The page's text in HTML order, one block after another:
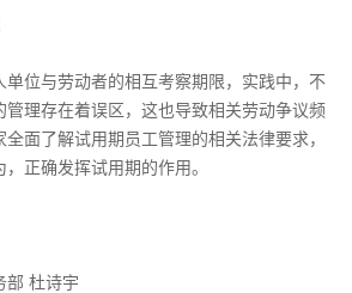
单位与劳动者的相互考察期限，实践中，不
管理存在着误区，这也导致相关劳动争议频
面了解试用期员工管理的相关法律要求，
正确发挥试用期的作用。
部 杜诗宇